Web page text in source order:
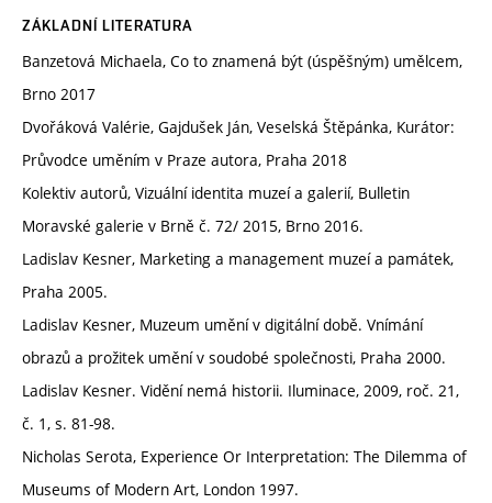
ZÁKLADNÍ LITERATURA
Banzetová Michaela, Co to znamená být (úspěšným) umělcem,
Brno 2017
Dvořáková Valérie, Gajdušek Ján, Veselská Štěpánka, Kurátor:
Průvodce uměním v Praze autora, Praha 2018
Kolektiv autorů, Vizuální identita muzeí a galerií, Bulletin
Moravské galerie v Brně č. 72/ 2015, Brno 2016.
Ladislav Kesner, Marketing a management muzeí a památek,
Praha 2005.
Ladislav Kesner, Muzeum umění v digitální době. Vnímání
obrazů a prožitek umění v soudobé společnosti, Praha 2000.
Ladislav Kesner. Vidění nemá historii. Iluminace, 2009, roč. 21,
č. 1, s. 81-98.
Nicholas Serota, ‪Experience Or Interpretation: The Dilemma of
Museums of Modern Art‬, London 1997.‬‬‬‬‬‬‬‬‬‬‬‬‬‬‬‬‬‬‬‬‬‬‬‬‬‬‬‬‬‬‬‬‬‬ ‬‬